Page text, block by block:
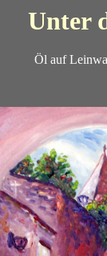
Unter
Öl auf